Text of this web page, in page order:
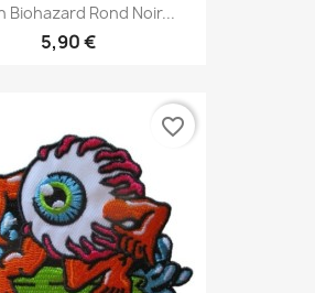
Biohazard Rond Noir...
5,90 €
favorite_border